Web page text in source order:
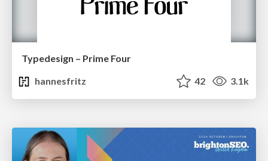
Typedesign – Prime Four
hannesfritz
42 3.1k